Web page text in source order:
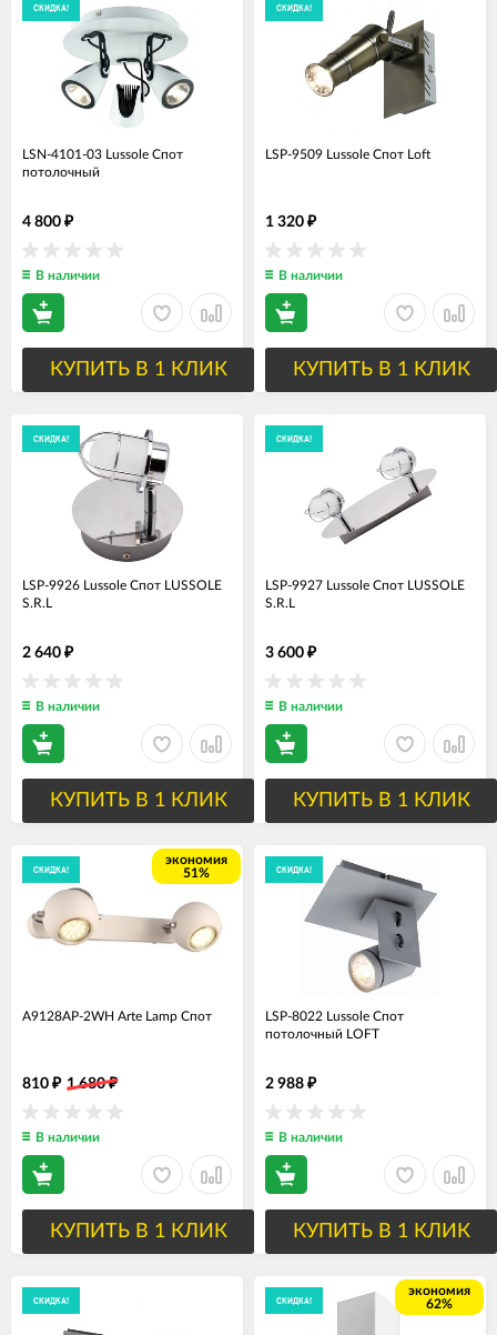
СКИДКА!
LSN-4101-03 Lussole Спот
потолочный
4 800 ₽
В наличии
КУПИТЬ В 1 КЛИК
СКИДКА!
LSP-9509 Lussole Спот Loft
1 320 ₽
В наличии
КУПИТЬ В 1 КЛИК
СКИДКА!
LSP-9926 Lussole Спот LUSSOLE
S.R.L
2 640 ₽
В наличии
КУПИТЬ В 1 КЛИК
СКИДКА!
LSP-9927 Lussole Спот LUSSOLE
S.R.L
3 600 ₽
В наличии
КУПИТЬ В 1 КЛИК
СКИДКА!
экономия
51%
A9128AP-2WH Arte Lamp Спот
810 ₽ 1 680₽
В наличии
КУПИТЬ В 1 КЛИК
СКИДКА!
LSP-8022 Lussole Спот
потолочный LOFT
2 988 ₽
В наличии
КУПИТЬ В 1 КЛИК
СКИДКА! СКИДКА!
экономия
62%